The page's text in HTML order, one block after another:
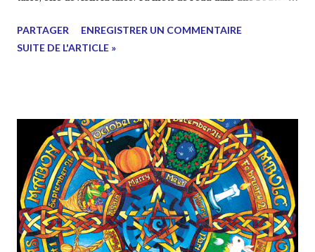
devient la théière. Maintenant, l’eau peut couler ou elle peut
vous avais parlé (écris) d'un cadeau ! Le voici : en cliquant sur
ce lien vous allez pouvoir télécharger mon eBook "Débuter
et se perfectionner en Karaté Do ". Vous y découvrirez mes
conseils, mes meilleurs articles et un lexique indi...
PARTAGER
ENREGISTRER UN COMMENTAIRE
SUITE DE L'ARTICLE »